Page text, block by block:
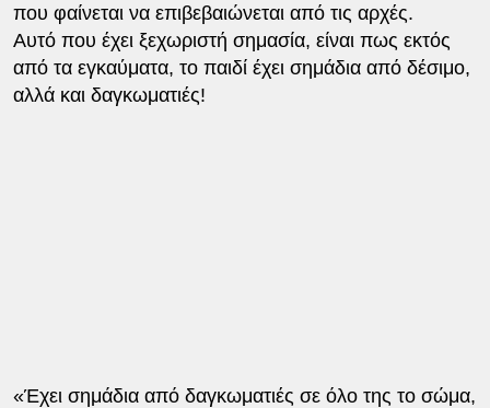
που φαίνεται να επιβεβαιώνεται από τις αρχές.
Αυτό που έχει ξεχωριστή σημασία, είναι πως εκτός
από τα εγκαύματα, το παιδί έχει σημάδια από δέσιμο,
αλλά και δαγκωματιές!
«Έχει σημάδια από δαγκωματιές σε όλο της το σώμα,